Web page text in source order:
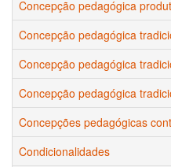
Concepção pedagógica
Concepção pedagógica
Concepção pedagógica
Concepção pedagógica
Concepções pedagógicas
Condicionalidades